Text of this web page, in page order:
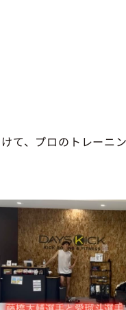
て、プロのトレーニ